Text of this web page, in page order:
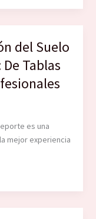
del Suelo
Tablas
es una
mejor experiencia